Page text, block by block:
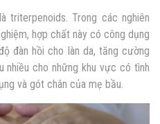
triterpenoids. Trong các nghiên
hợp chất này có công dụng
đàn hồi cho làn da, tăng cường
nhiều cho những khu vực có tình
và gót chân của mẹ bầu.